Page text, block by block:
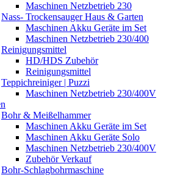
Maschinen Netzbetrieb 230
Nass- Trockensauger Haus & Garten
Maschinen Akku Geräte im Set
Maschinen Netzbetrieb 230/400
Reinigungsmittel
HD/HDS Zubehör
Reinigungsmittel
Teppichreiniger | Puzzi
Maschinen Netzbetrieb 230/400V
Bohr & Meißelhammer
Maschinen Akku Geräte im Set
Maschinen Akku Geräte Solo
Maschinen Netzbetrieb 230/400V
Zubehör Verkauf
Bohr-Schlagbohrmaschine